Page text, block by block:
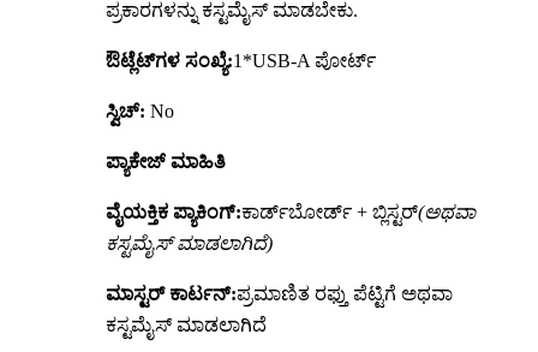
ಪ್ರಕಾರಗಳನ್ನು ಕಸ್ಟಮೈಸ್ ಮಾಡಬೇಕು.
ಔಟ್ಲೆಟ್‌ಗಳ ಸಂಖ್ಯೆ:1*USB-A ಪೋರ್ಟ್
ಸ್ವಿಚ್: No
ಪ್ಯಾಕೇಜ್ ಮಾಹಿತಿ
ವೈಯಕ್ತಿಕ ಪ್ಯಾಕಿಂಗ್:ಕಾರ್ಡ್‌ಬೋರ್ಡ್ + ಬ್ಲಿಸ್ಟರ್(ಅಥವಾ
ಕಸ್ಟಮೈಸ್ ಮಾಡಲಾಗಿದೆ)
ಮಾಸ್ಟರ್ ಕಾರ್ಟನ್:ಪ್ರಮಾಣಿತ ರಫ್ತು ಪೆಟ್ಟಿಗೆ ಅಥವಾ
ಕಸ್ಟಮೈಸ್ ಮಾಡಲಾಗಿದೆ